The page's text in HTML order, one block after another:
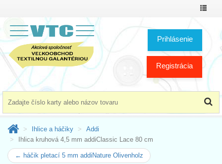
Prepnúť
Prihlásenie
Registrácia
Ihlice a háčiky
Addi
Ihlica kruhová 4,5 mm addiClassic Lace 80 cm
← háčik pletací 5 mm addiNature Olivenholz